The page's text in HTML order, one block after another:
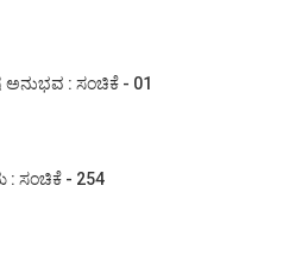
: ಸಂಚಿಕೆ - 01
: ಸಂಚಿಕೆ - 254